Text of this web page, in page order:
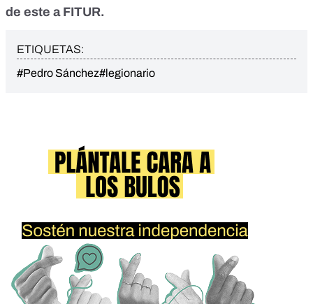
de este a FITUR.
ETIQUETAS:
#Pedro Sánchez#legionario